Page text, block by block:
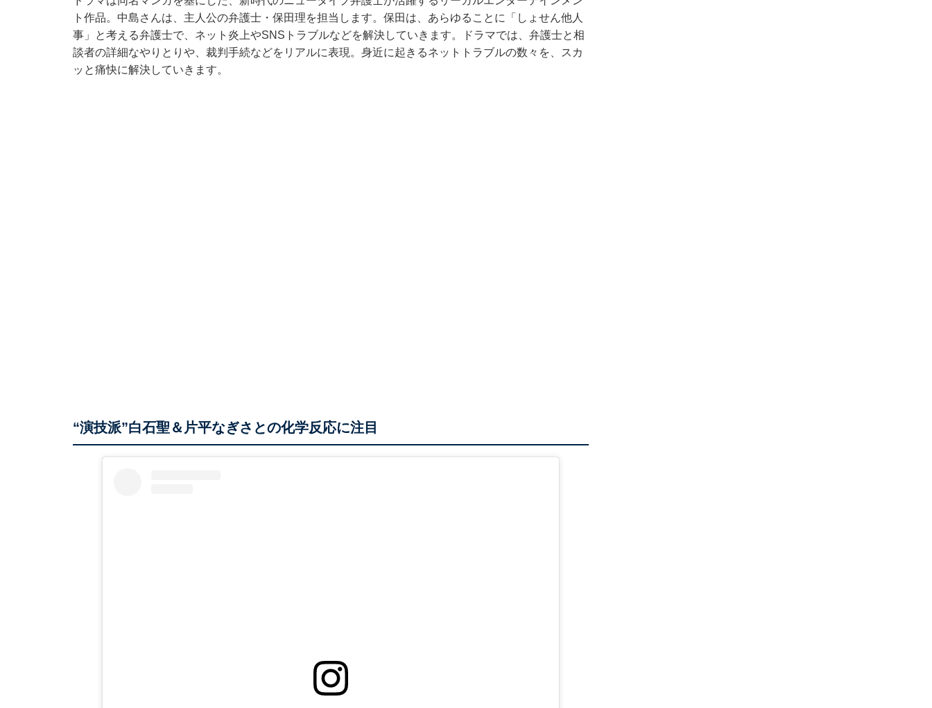
ト作品。中島さんは、主人公の弁護士・保田理を担当します。保田は、あらゆることに「しょせん他人
事」と考える弁護士で、ネット炎上やSNSトラブルなどを解決していきます。ドラマでは、弁護士と相
談者の詳細なやりとりや、裁判手続などをリアルに表現。身近に起きるネットトラブルの数々を、スカ
ッと痛快に解決していきます。
“演技派”白石聖＆片平なぎさとの化学反応に注目